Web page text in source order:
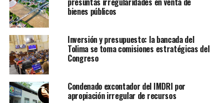
bienes públicos
Inversión y presupuesto: la bancada del
Tolima se toma comisiones estratégicas del
Congreso
Condenado excontador del IMDRI por
apropiación irregular de recursos